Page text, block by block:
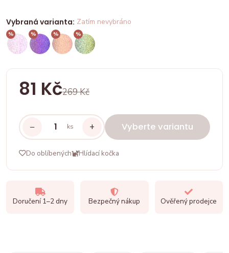
Vybraná varianta: Zatím nevybráno
% % % %
81 Kč269 Kč
− ks + Vyberte variantu
Do oblíbených Hlídací kočka
Doručení 1–2 dny Bezpečný nákup Ověřený prodejce